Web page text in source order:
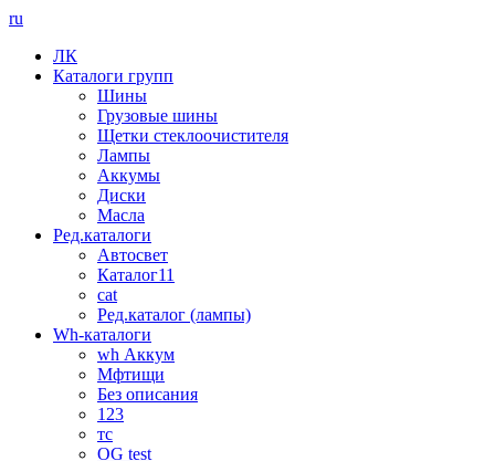
ru
ЛК
Каталоги групп
Шины
Грузовые шины
Щетки стеклоочистителя
Лампы
Аккумы
Диски
Масла
Ред.каталоги
Автосвет
Каталог11
cat
Ред.каталог (лампы)
Wh-каталоги
wh Аккум
Мфтищи
Без описания
123
тс
OG test